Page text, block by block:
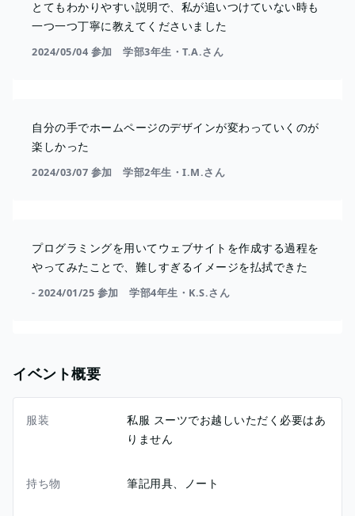
とてもわかりやすい説明で、私が追いつけていない時も
一つ一つ丁寧に教えてくださいました
2024/05/04 参加 学部3年生・T.A.さん
自分の手でホームページのデザインが変わっていくのが
楽しかった
2024/03/07 参加 学部2年生・I.M.さん
プログラミングを用いてウェブサイトを作成する過程を
やってみたことで、難しすぎるイメージを払拭できた
- 2024/01/25 参加 学部4年生・K.S.さん
イベント概要
服装
私服 スーツでお越しいただく必要はあ
りません
持ち物 筆記用具、ノート